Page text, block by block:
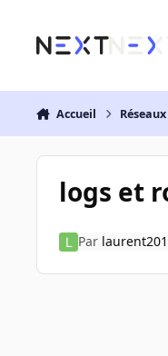
Accueil
logs et
Par